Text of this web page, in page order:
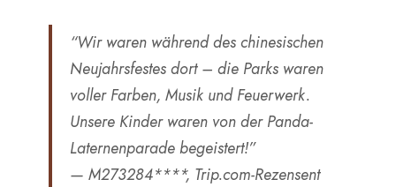
“Wir waren während des chinesischen
Neujahrsfestes dort – die Parks waren
voller Farben, Musik und Feuerwerk.
Unsere Kinder waren von der Panda-
Laternenparade begeistert!”
— M273284****, Trip.com-Rezensent